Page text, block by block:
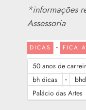
*informações
Assessoria
DICAS - FICA
50 anos de
bh dicas -
Palácio das Artes